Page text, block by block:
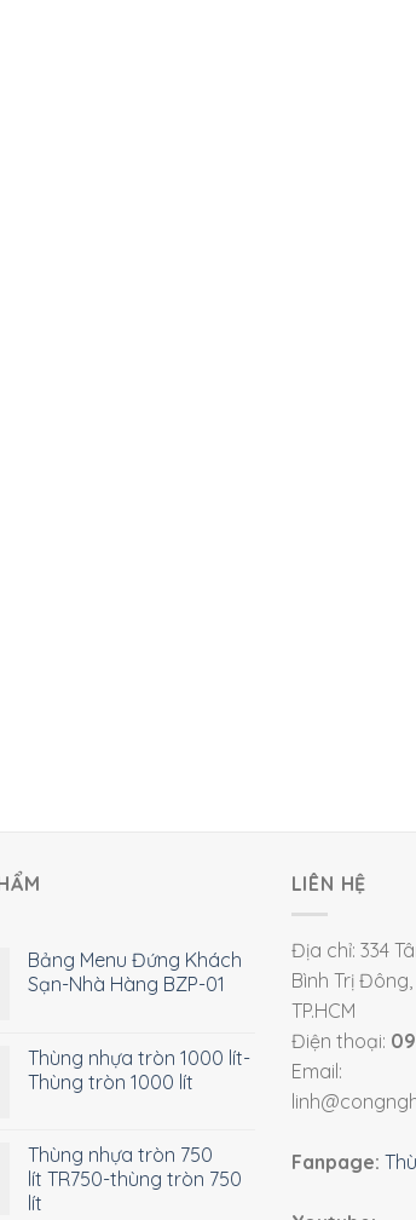
Bảng Menu Đứng Khách
Sạn-Nhà Hàng BZP-01
Thùng nhựa tròn 1000 lít-
Thùng tròn 1000 lít
Thùng nhựa tròn 750
lít TR750-thùng tròn 750
lít
LIÊN HỆ
Địa chỉ: 334
Bình Trị Đông,
TP.HCM
Điện thoại:
Email:
Fanpage: